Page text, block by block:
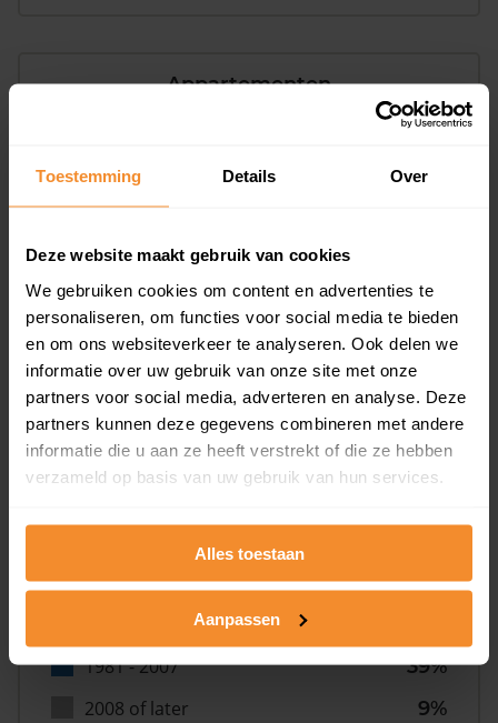
Toestemming Details Over
Deze website maakt gebruik van cookies
We gebruiken cookies om content en advertenties te
personaliseren, om functies voor social media te bieden
en om ons websiteverkeer te analyseren. Ook delen we
informatie over uw gebruik van onze site met onze
partners voor social media, adverteren en analyse. Deze
partners kunnen deze gegevens combineren met andere
informatie die u aan ze heeft verstrekt of die ze hebben
verzameld op basis van uw gebruik van hun services.
Alles toestaan
Aanpassen
Appartementen
aandeel van totale woningen
Bouwjaar
T/m 1945
9%
1981 - 2007
39%
2008 of later
9%